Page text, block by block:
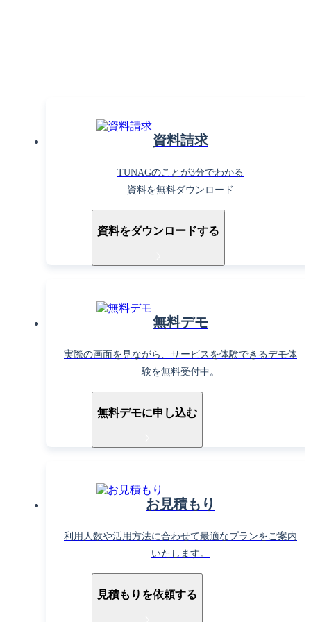
資料請求
TUNAGのことが3分でわかる
資料を無料ダウンロード
資料をダウンロードする
無料デモ
実際の画面を見ながら、サービスを体験できるデモ体
験を無料受付中。
無料デモに申し込む
お見積もり
利用人数や活用方法に合わせて最適なプランをご案内
いたします。
見積もりを依頼する